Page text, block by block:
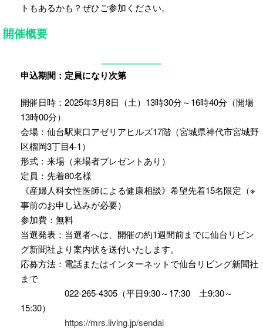
トもあるかも？ぜひご参加ください。
開催概要
申込期間：定員になり次第
開催日時：2025年3月8日（土）13時30分～16時40分（開場
13時00分）
会場：仙台駅東口アゼリアヒルズ17階（宮城県神代市宮城野
区榴岡3丁目4-1）
形式：来場（来場者プレゼントあり）
定員：先着80名様
《産婦人科女性医師による健康相談》希望先着15名限定（※
事前のお申し込みが必要）
参加費：無料
当選発表：当選者へは、開催の約1週間前までに仙台リビン
グ新聞社より案内状を送付いたします。
応募方法：電話またはインターネットで仙台リビング新聞社
まで
022-265-4305（平日9:30～17:30 土9:30～
15:30）
https://mrs.living.jp/sendai